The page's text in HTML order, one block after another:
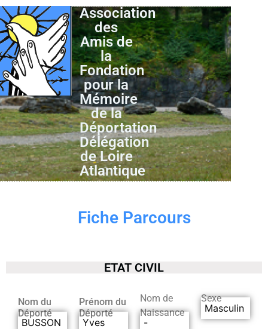
Association
des
Amis de
la
Fondation
pour la
Mémoire
de la
Déportation
Délégation
de Loire
Atlantique
Fiche Parcours
ETAT CIVIL
Nom du
Déporté
BUSSON
Prénom du
Déporté
Yves
Nom de
Naissance
-
Sexe
Masculin